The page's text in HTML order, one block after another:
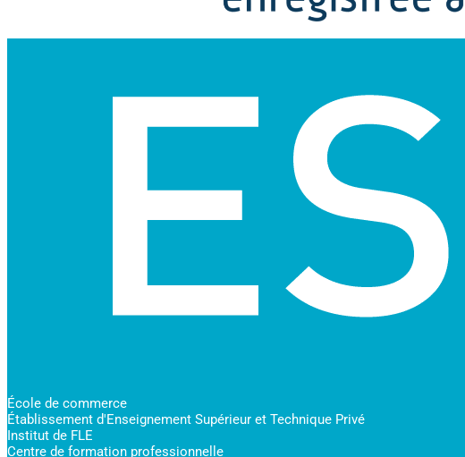
École de commerce
Établissement d'Enseignement Supérieur et Technique Privé
Institut de FLE
Centre de formation professionnelle